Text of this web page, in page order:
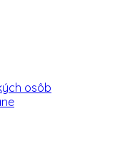
osôb